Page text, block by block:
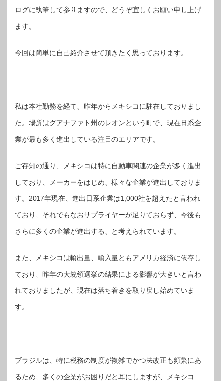
ログに執筆して参りますので、どうぞ宜しくお願い申し上げ
ます。
今回は簡単に自己紹介させて頂きたく思っております。
私は本社勤務を経て、昨年からメキシコに駐在しておりまし
た。場所はグアナファト州のレオンという町で、現在日系企
業が最も多く進出している注目のエリアです。
ご存知の通り、メキシコは特に自動車関連の企業が多く進出
しており、メーカーをはじめ、様々な企業が進出しておりま
す。2017年現在、進出日系企業は1,000社を超えたと言われ
ており、それでもなおサプライヤーが足りておらず、今後も
さらに多くの企業が進出する、と考えられています。
また、メキシコは輸出量、輸入量ともアメリカ経済に依存し
ており、昨年の大統領選挙の結果による影響が大きいと言わ
れておりましたが、現在は落ち着きを取り戻し始めていま
す。
ブラジルは、特に税務の制度が複雑でかつ法改正も頻繁にあ
るため、多くの企業がお困りだと耳にしますが、メキシコ